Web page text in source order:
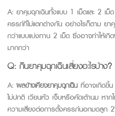
A: ยาคุมฉุกเฉินทั้งแบบ 1 เม็ดและ 2 เ
ครรภ์ที่ไม่แตกต่างกัน อย่างไรก็ตาม ย
กว่าแบบแบ่งทาน 2 เม็ด ซึ่งอาจทำให้เ
มากกว่า
Q: กินยาคุมฉุกเฉินเสี่ยงอะไรบ้าง?
A: ผลข้างเคียงยาคุมฉุกเฉิน ที่อาจเกิดขึ้
ไม่ปกติ เวียนหัว เจ็บหรือคัดเต้านม หาก
ความเสี่ยงต่อการตั้งครรภ์นอกมดลูก